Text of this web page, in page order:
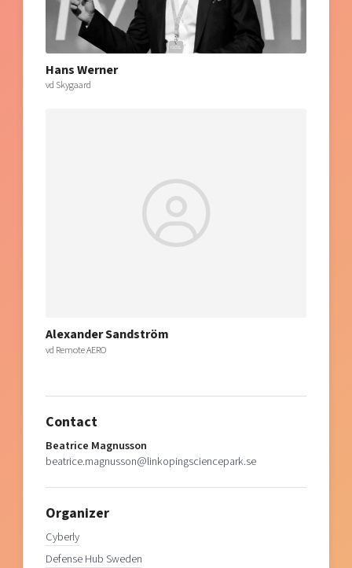
Hans Werner
vd Skygaard
Alexander Sandström
vd Remote AERO
Contact
Beatrice Magnusson
beatrice.magnusson@linkopingsciencepark.se
Organizer
Cyberly
Defense Hub Sweden